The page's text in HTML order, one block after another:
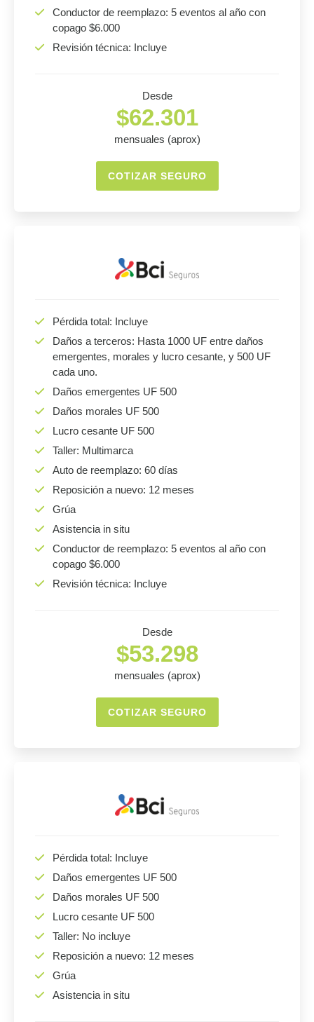
Conductor de reemplazo: 5 eventos al año con
copago $6.000
Revisión técnica: Incluye
Desde
$62.301
mensuales (aprox)
COTIZAR SEGURO
Pérdida total: Incluye
Daños a terceros: Hasta 1000 UF entre daños
emergentes, morales y lucro cesante, y 500 UF
cada uno.
Daños emergentes UF 500
Daños morales UF 500
Lucro cesante UF 500
Taller: Multimarca
Auto de reemplazo: 60 días
Reposición a nuevo: 12 meses
Grúa
Asistencia in situ
Conductor de reemplazo: 5 eventos al año con
copago $6.000
Revisión técnica: Incluye
Desde
$53.298
mensuales (aprox)
COTIZAR SEGURO
Pérdida total: Incluye
Daños emergentes UF 500
Daños morales UF 500
Lucro cesante UF 500
Taller: No incluye
Reposición a nuevo: 12 meses
Grúa
Asistencia in situ